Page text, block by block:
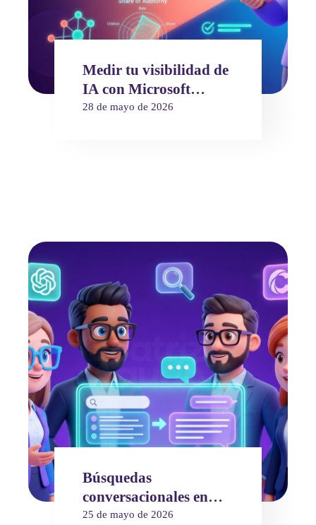
Medir tu visibilidad de
IA con Microsoft
Clarity: guía práctica
28 de mayo de 2026
Búsquedas
conversacionales en
2026: el cambio que
25 de mayo de 2026